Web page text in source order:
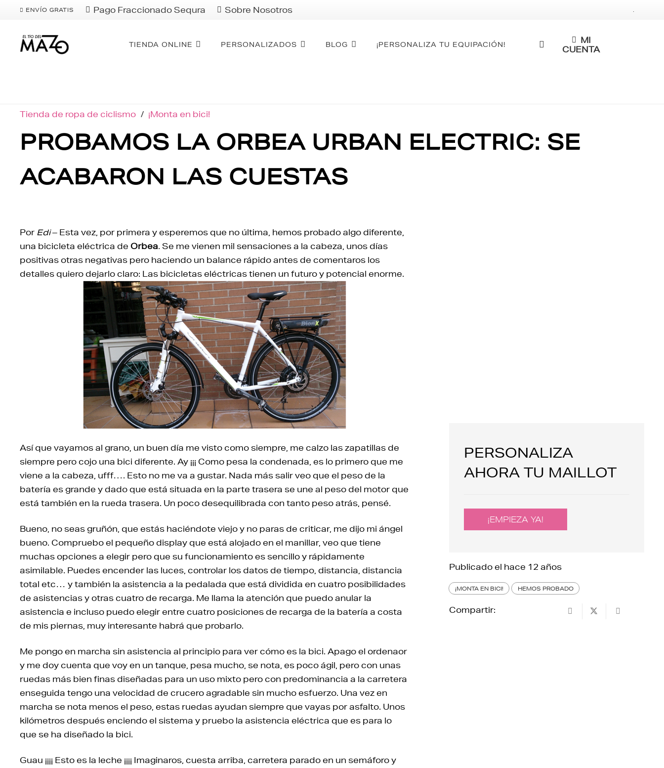
ENVÍO GRATIS Pago Fraccionado Sequra Sobre Nosotros .
TIENDA ONLINE PERSONALIZADOS BLOG ¡PERSONALIZA TU EQUIPACIÓN!
MI
CUENTA
Tienda de ropa de ciclismo / ¡Monta en bici!
PROBAMOS LA ORBEA URBAN ELECTRIC: SE
ACABARON LAS CUESTAS
Por Edi– Esta vez, por primera y esperemos que no última, hemos probado algo diferente,
una bicicleta eléctrica de Orbea. Se me vienen mil sensaciones a la cabeza, unos días
positivas otras negativas pero haciendo un balance rápido antes de comentaros los
detalles quiero dejarlo claro: Las bicicletas eléctricas tienen un futuro y potencial enorme.
Así que vayamos al grano, un buen día me visto como siempre, me calzo las zapatillas de
siempre pero cojo una bici diferente. Ay ¡¡¡ Como pesa la condenada, es lo primero que me
viene a la cabeza, ufff…. Esto no me va a gustar. Nada más salir veo que el peso de la
batería es grande y dado que está situada en la parte trasera se une al peso del motor que
está también en la rueda trasera. Un poco desequilibrada con tanto peso atrás, pensé.
Bueno, no seas gruñón, que estás haciéndote viejo y no paras de criticar, me dijo mi ángel
bueno. Compruebo el pequeño display que está alojado en el manillar, veo que tiene
muchas opciones a elegir pero que su funcionamiento es sencillo y rápidamente
asimilable. Puedes encender las luces, controlar los datos de tiempo, distancia, distancia
total etc… y también la asistencia a la pedalada que está dividida en cuatro posibilidades
de asistencias y otras cuatro de recarga. Me llama la atención que puedo anular la
asistencia e incluso puedo elegir entre cuatro posiciones de recarga de la batería a costa
de mis piernas, muy interesante habrá que probarlo.
Me pongo en marcha sin asistencia al principio para ver cómo es la bici. Apago el ordenaor
y me doy cuenta que voy en un tanque, pesa mucho, se nota, es poco ágil, pero con unas
ruedas más bien finas diseñadas para un uso mixto pero con predominancia a la carretera
enseguida tengo una velocidad de crucero agradable sin mucho esfuerzo. Una vez en
marcha se nota menos el peso, estas ruedas ayudan siempre que vayas por asfalto. Unos
kilómetros después enciendo el sistema y pruebo la asistencia eléctrica que es para lo
que se ha diseñado la bici.
Guau ¡¡¡¡ Esto es la leche ¡¡¡¡ Imaginaros, cuesta arriba, carretera parado en un semáforo y
PERSONALIZA
AHORA TU MAILLOT
¡EMPIEZA YA!
Publicado el hace 12 años
¡MONTA EN BICI! HEMOS PROBADO
Compartir: